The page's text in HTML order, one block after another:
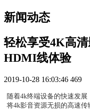
新闻动态
轻松享受4K高
HDMI线体验
2019-10-28 16:03:46 469
随着4k终端设备的快速发
将4k影音资源无损的高速